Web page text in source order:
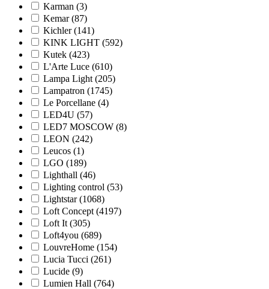
Karman (3)
Kemar (87)
Kichler (141)
KINK LIGHT (592)
Kutek (423)
L'Arte Luce (610)
Lampa Light (205)
Lampatron (1745)
Le Porcellane (4)
LED4U (57)
LED7 MOSCOW (8)
LEON (242)
Leucos (1)
LGO (189)
Lighthall (46)
Lighting control (53)
Lightstar (1068)
Loft Concept (4197)
Loft It (305)
Loft4you (689)
LouvreHome (154)
Lucia Tucci (261)
Lucide (9)
Lumien Hall (764)